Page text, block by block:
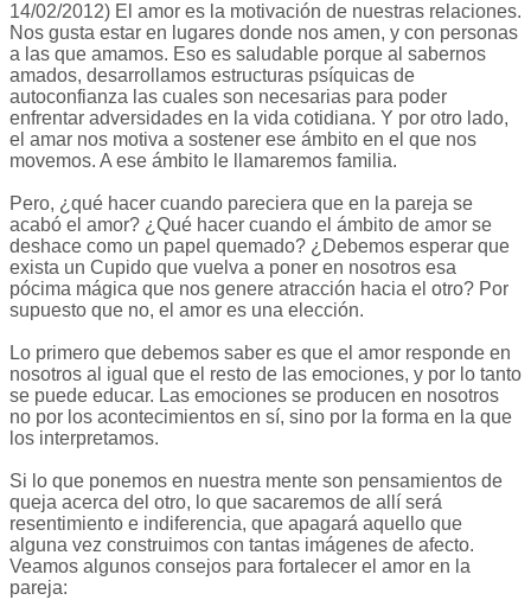
14/02/2012) El amor es la motivación de nuestras relaciones.
Nos gusta estar en lugares donde nos amen, y con personas
a las que amamos. Eso es saludable porque al sabernos
amados, desarrollamos estructuras psíquicas de
autoconfianza las cuales son necesarias para poder
enfrentar adversidades en la vida cotidiana. Y por otro lado,
el amar nos motiva a sostener ese ámbito en el que nos
movemos. A ese ámbito le llamaremos familia.
Pero, ¿qué hacer cuando pareciera que en la pareja se
acabó el amor? ¿Qué hacer cuando el ámbito de amor se
deshace como un papel quemado? ¿Debemos esperar que
exista un Cupido que vuelva a poner en nosotros esa
pócima mágica que nos genere atracción hacia el otro? Por
supuesto que no, el amor es una elección.
Lo primero que debemos saber es que el amor responde en
nosotros al igual que el resto de las emociones, y por lo tanto
se puede educar. Las emociones se producen en nosotros
no por los acontecimientos en sí, sino por la forma en la que
los interpretamos.
Si lo que ponemos en nuestra mente son pensamientos de
queja acerca del otro, lo que sacaremos de allí será
resentimiento e indiferencia, que apagará aquello que
alguna vez construimos con tantas imágenes de afecto.
Veamos algunos consejos para fortalecer el amor en la
pareja: